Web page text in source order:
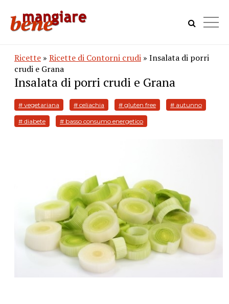
Ricette » Ricette di Contorni crudi » Insalata di porri
crudi e Grana
Insalata di porri crudi e Grana
# vegetariana # celiachia # gluten free # autunno
# diabete # basso consumo energetico